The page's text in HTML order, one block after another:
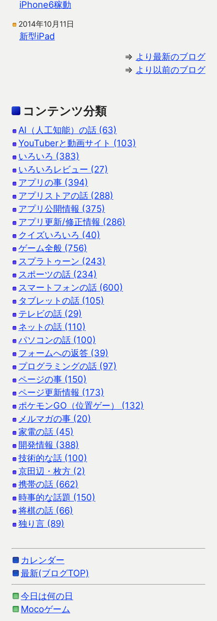
iPhone6稼動
2014年10月11日
新型iPad
⇒ より最新のブログ
⇒ より以前のブログ
コンテンツ分類
AI（人工知能）の話 (63)
YouTuberと動画サイト (103)
いろいろ (383)
いろいろレビュー (27)
アプリの事 (394)
アプリストアの話 (288)
アプリ公開情報 (375)
アプリ更新/修正情報 (286)
クイズいろいろ (40)
ゲーム全般 (756)
スプラトゥーン (243)
スポーツの話 (234)
スマートフォンの話 (600)
タブレットの話 (105)
テレビの話 (29)
ネットの話 (110)
パソコンの話 (100)
フォームへの返答 (39)
プログラミングの話 (97)
ページの事 (150)
ページ更新情報 (173)
ポケモンGO（位置ゲー） (132)
メルマガの事 (20)
家電の話 (45)
開発情報 (388)
技術的な話 (100)
京田辺・枚方 (2)
携帯の話 (662)
時事的な話題 (150)
将棋の話 (66)
独り言 (89)
カレンダー
最新(ブログTOP)
今日は何の日
Mocoゲーム